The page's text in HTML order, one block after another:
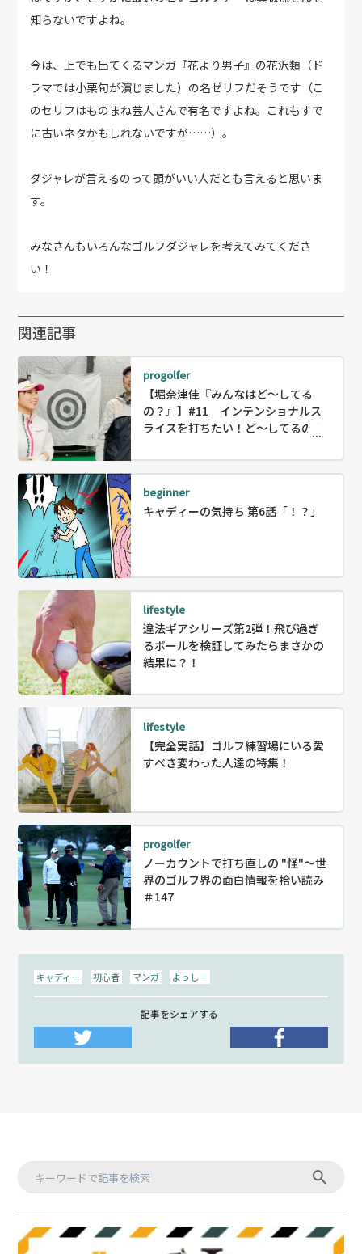
知らないですよね。
今は、上でも出てくるマンガ『花より男子』の花沢類（ド
ラマでは小栗旬が演じました）の名ゼリフだそうです（こ
のセリフはものまね芸人さんで有名ですよね。これもすで
に古いネタかもしれないですが……）。
ダジャレが言えるのって頭がいい人だとも言えると思いま
す。
みなさんもいろんなゴルフダジャレを考えてみてくださ
い！
関連記事
progolfer
【堀奈津佳『みんなはど～してる
の？』】#11 インテンショナルス
ライスを打ちたい！ど～してるの？
beginner
キャディーの気持ち 第6話「！？」
lifestyle
違法ギアシリーズ第2弾！飛び過ぎ
るボールを検証してみたらまさかの
結果に？！
lifestyle
【完全実話】ゴルフ練習場にいる愛
すべき変わった人達の特集！
progolfer
ノーカウントで打ち直しの "怪"～世
界のゴルフ界の面白情報を拾い読み
＃147
キャディー 初心者 マンガ よっしー
記事をシェアする